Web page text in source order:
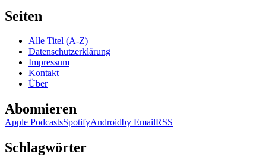
Seiten
Alle Titel (A-Z)
Datenschutzerklärung
Impressum
Kontakt
Über
Abonnieren
Apple PodcastsSpotifyAndroidby EmailRSS
Schlagwörter